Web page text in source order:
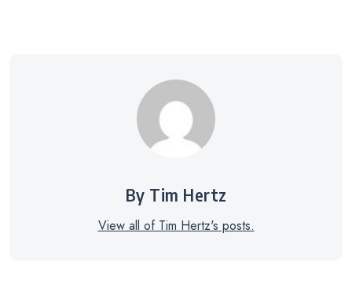
By Tim Hertz
View all of Tim Hertz's posts.